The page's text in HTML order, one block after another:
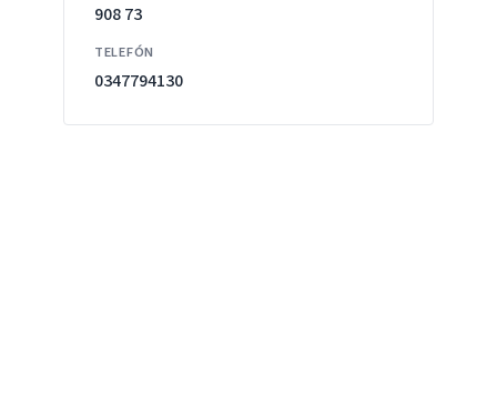
908 73
TELEFÓN
0347794130